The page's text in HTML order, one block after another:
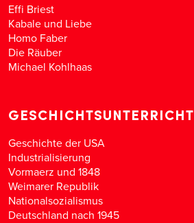
Effi Briest
Kabale und Liebe
Homo Faber
Die Räuber
Michael Kohlhaas
GESCHICHTSUNTERRICHT
Geschichte der USA
Industrialisierung
Vormaerz und 1848
Weimarer Republik
Nationalsozialismus
Deutschland nach 1945